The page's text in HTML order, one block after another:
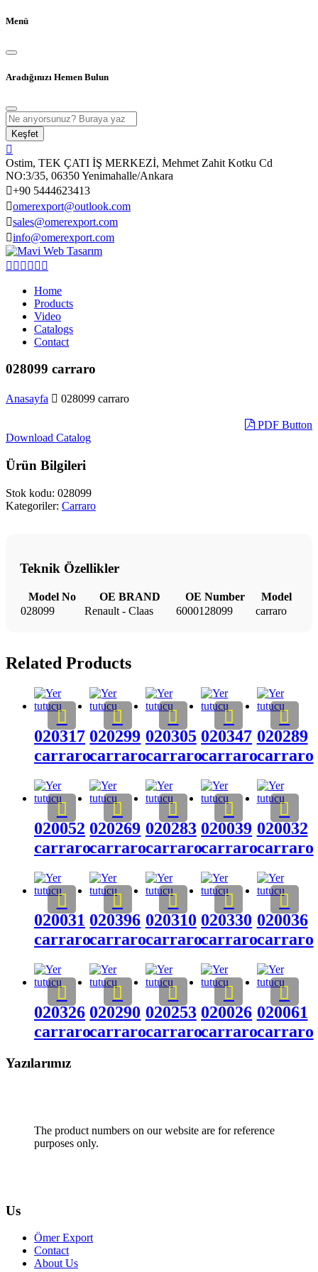
Menü
Aradığınızı Hemen Bulun
Keşfet
Ostim, TEK ÇATI İŞ MERKEZİ, Mehmet Zahit Kotku Cd
NO:3/35, 06350 Yenimahalle/Ankara
+90 5444623413
omerexport@outlook.com
sales@omerexport.com
info@omerexport.com
Home
Products
Video
Catalogs
Contact
028099 carraro
Anasayfa 028099 carraro
PDF Button
Download Catalog
Ürün Bilgileri
Stok kodu: 028099
Kategoriler: Carraro
Teknik Özellikler
Model No OE BRAND OE Number
Model
028099
Renault - Claas 6000128099 carraro
Related Products
020317
carraro
020299
carraro
020305
carraro
020347
carraro
020289
carraro
020052
carraro
020269
carraro
020283
carraro
020039
carraro
020032
carraro
020031
carraro
020396
carraro
020310
carraro
020330
carraro
020036
carraro
020326
carraro
020290
carraro
020253
carraro
020026
carraro
020061
carraro
Yazılarımız
The product numbers on our website are for reference
purposes only.
Us
Ömer Export
Contact
About Us